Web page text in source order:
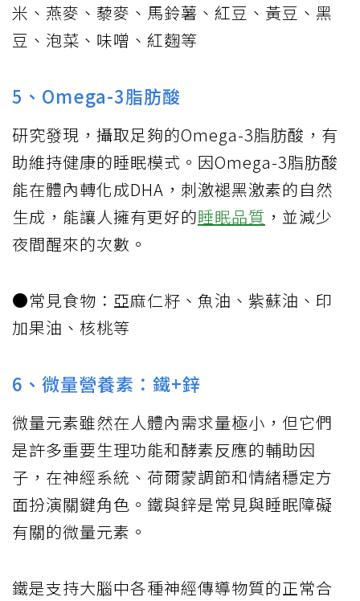
米、燕麥、藜麥、馬鈴薯、紅豆、黃豆、黑
豆、泡菜、味噌、紅麴等
5、Omega-3脂肪酸
研究發現，攝取足夠的Omega-3脂肪酸，有
助維持健康的睡眠模式。因Omega-3脂肪酸
能在體內轉化成DHA，刺激褪黑激素的自然
生成，能讓人擁有更好的睡眠品質 ，並減少
夜間醒來的次數。
●常見食物：亞麻仁籽、魚油、紫蘇油、印
加果油、核桃等
6、微量營養素：鐵+鋅
微量元素雖然在人體內需求量極小，但它們
是許多重要生理功能和酵素反應的輔助因
子，在神經系統、荷爾蒙調節和情緒穩定方
面扮演關鍵角色。鐵與鋅是常見與睡眠障礙
有關的微量元素。
鐵是支持大腦中各種神經傳導物質的正常合